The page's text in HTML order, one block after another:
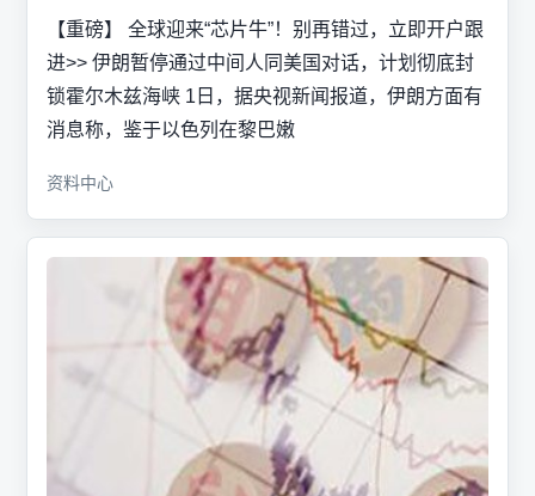
【重磅】 全球迎来“芯片牛”！别再错过，立即开户跟
进>> 伊朗暂停通过中间人同美国对话，计划彻底封
锁霍尔木兹海峡 1日，据央视新闻报道，伊朗方面有
消息称，鉴于以色列在黎巴嫩
资料中心